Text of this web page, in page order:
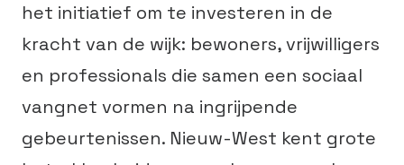
het initiatief om te investeren in de
kracht van de wijk: bewoners, vrijwilligers
en professionals die samen een sociaal
vangnet vormen na ingrijpende
gebeurtenissen. Nieuw-West kent grote